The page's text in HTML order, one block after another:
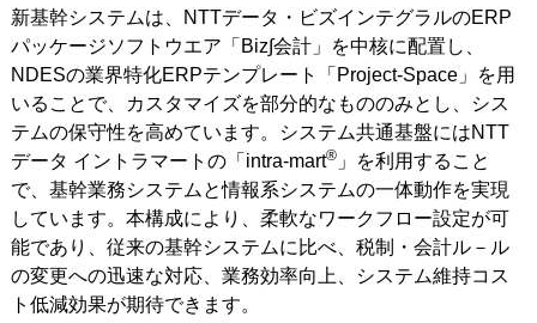
新基幹システムは、NTTデータ・ビズインテグラルのERP
パッケージソフトウエア「Biz∫会計」を中核に配置し、
NDESの業界特化ERPテンプレート「Project-Space」を用
いることで、カスタマイズを部分的なもののみとし、シス
テムの保守性を高めています。システム共通基盤にはNTT
データ イントラマートの「intra-mart®」を利用すること
で、基幹業務システムと情報系システムの一体動作を実現
しています。本構成により、柔軟なワークフロー設定が可
能であり、従来の基幹システムに比べ、税制・会計ル－ル
の変更への迅速な対応、業務効率向上、システム維持コス
ト低減効果が期待できます。